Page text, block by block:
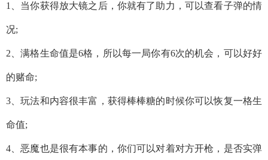
1、当你获得放大镜之后，你就有了助力，可以查看子弹的情
况;
2、满格生命值是6格，所以每一局你有6次的机会，可以好好
的赌命;
3、玩法和内容很丰富，获得棒棒糖的时候你可以恢复一格生
命值;
4、恶魔也是很有本事的，你们可以对着对方开枪，是否实弹